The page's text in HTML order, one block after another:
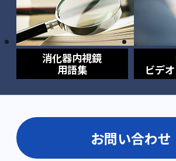
消化器内視鏡
用語集
ビデ
お問い合わせ